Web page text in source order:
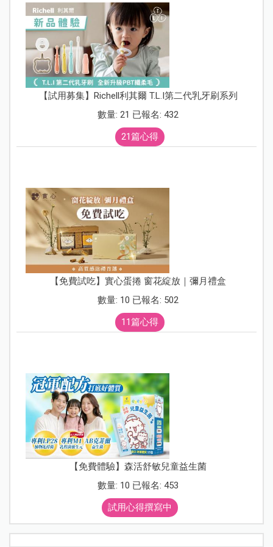
【試用募集】Richell利其爾 T.L.I第二代乳牙刷系列
數量: 21 已報名: 432
21篇心得
【免費試吃】實心蛋捲 窗花綻放｜彌月禮盒
數量: 10 已報名: 502
11篇心得
【免費體驗】森活舒敏兒童益生菌
數量: 10 已報名: 453
試用心得撰寫中